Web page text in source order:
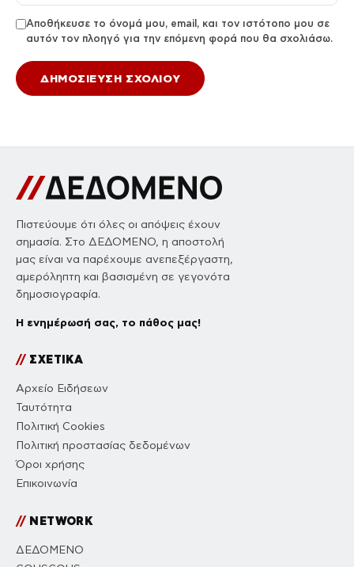
Αποθήκευσε το όνομά μου, email, και τον ιστότοπο μου σε
αυτόν τον πλοηγό για την επόμενη φορά που θα σχολιάσω.
Πιστεύουμε ότι όλες οι απόψεις έχουν
σημασία. Στο ΔΕΔΟΜΕΝΟ, η αποστολή
μας είναι να παρέχουμε ανεπεξέργαστη,
αμερόληπτη και βασισμένη σε γεγονότα
δημοσιογραφία.
Η ενημέρωσή σας, το πάθος μας!
//ΣΧΕΤΙΚΑ
Αρχείο Ειδήσεων
Ταυτότητα
Πολιτική Cookies
Πολιτική προστασίας δεδομένων
Όροι χρήσης
Επικοινωνία
//NETWORK
ΔΕΔΟΜΕΝΟ